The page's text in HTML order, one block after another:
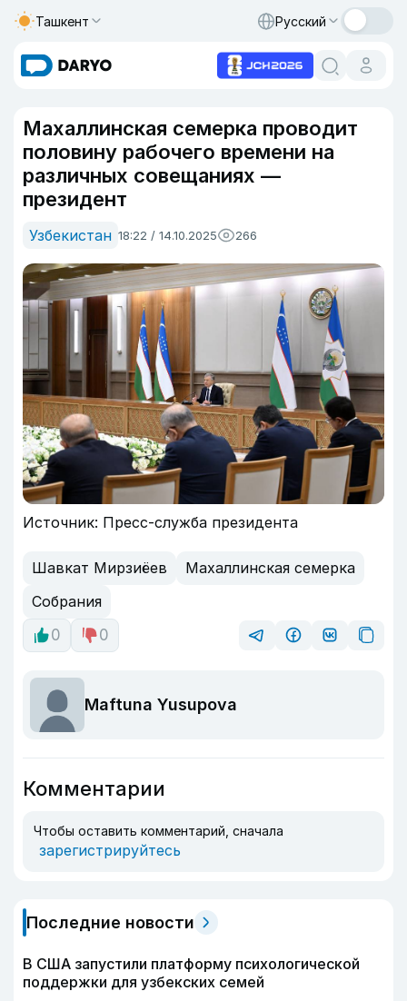
Ташкент Русский
Махаллинская семерка проводит
половину рабочего времени на
различных совещаниях —
президент
Узбекистан 18:22 / 14.10.2025 266
Источник: Пресс-служба президента
Шавкат Мирзиёев
Махаллинская семерка
Собрания
0
0
Maftuna Yusupova
Комментарии
Чтобы оставить комментарий, сначала
зарегистрируйтесь
Последние новости
В США запустили платформу психологической
поддержки для узбекских семей